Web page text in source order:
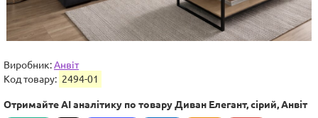
Виробник:Анвіт
Код товару: 2494-01
Отримайте AI аналітику по товару Диван Елегант, сірий, Анвіт